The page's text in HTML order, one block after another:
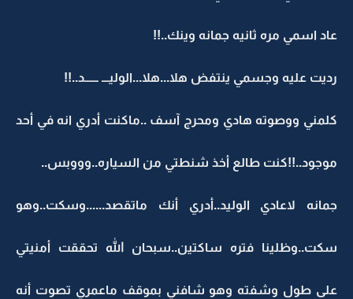
عاد اسمي مره ثانيه جمانه وينك..!!
رديت عليه وجسمي ينتفض هلا...هلا...الوليـــ ــــــد..!!
كلمني ووصوته هادي ومحرج آسف ..ماكنت أدري انه في أحد
موجود..!!كنت طالع أخذ شنطتي من السياره..وووبس..
جمانه لاعادي الوليد..أدري أنك ماتقصد......وسكت..وهو
سكت..وظلينا فتره ساكتين..سبحان الله تحققت أمنيتي
على طول وشفته وهو شافني بموقف ماعمري تصوت أنه